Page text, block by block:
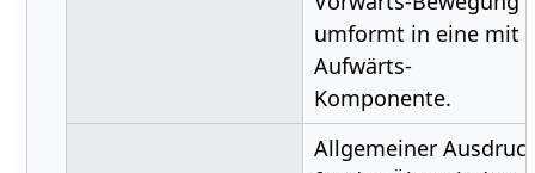
umformt in eine mit
Aufwärts-
Komponente.
Allgemeiner